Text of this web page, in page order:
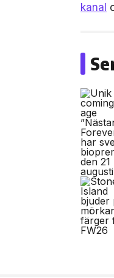
kanal